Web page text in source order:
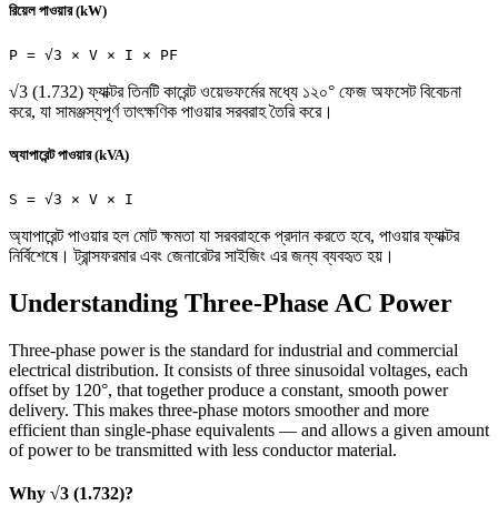
রিয়েল পাওয়ার (kW)
P = √3 × V × I × PF
√3 (1.732) ফ্যাক্টর তিনটি কারেন্ট ওয়েভফর্মের মধ্যে ১২০° ফেজ অফসেট বিবেচনা
করে, যা সামঞ্জস্যপূর্ণ তাৎক্ষণিক পাওয়ার সরবরাহ তৈরি করে।
অ্যাপারেন্ট পাওয়ার (kVA)
S = √3 × V × I
অ্যাপারেন্ট পাওয়ার হল মোট ক্ষমতা যা সরবরাহকে প্রদান করতে হবে, পাওয়ার ফ্যাক্টর
নির্বিশেষে। ট্রান্সফরমার এবং জেনারেটর সাইজিং এর জন্য ব্যবহৃত হয়।
Understanding Three-Phase AC Power
Three-phase power is the standard for industrial and commercial
electrical distribution. It consists of three sinusoidal voltages, each
offset by 120°, that together produce a constant, smooth power
delivery. This makes three-phase motors smoother and more
efficient than single-phase equivalents — and allows a given amount
of power to be transmitted with less conductor material.
Why √3 (1.732)?